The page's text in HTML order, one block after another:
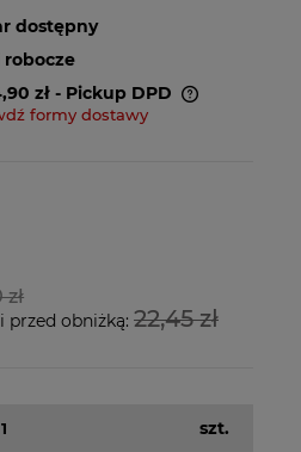
dostępny
robocze
zł - Pickup DPD
kosztów
formy dostawy
zł
przed obniżką: 22,45 zł
szt.